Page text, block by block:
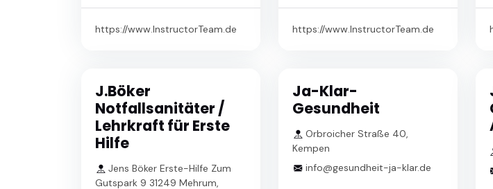
https://www.InstructorTeam.de https://www.InstructorTeam.de
J.Böker
Notfallsanitäter /
Lehrkraft für Erste
Hilfe
Jens Böker Erste-Hilfe Zum
Gutspark 9 31249 Mehrum,
Ja-Klar-
Gesundheit
Orbroicher Straße 40,
Kempen
info@gesundheit-ja-klar.de